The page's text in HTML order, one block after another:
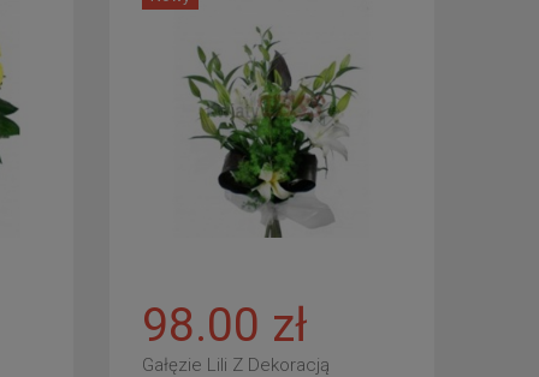
98.00 zł
Gałęzie Lili Z Dekoracją